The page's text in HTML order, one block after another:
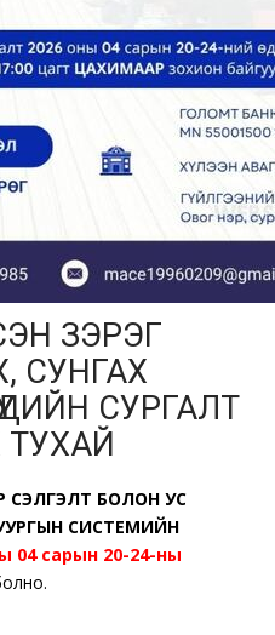
ЗЭРЭГ
СУНГАХ
СУРГАЛТ
БОЛОН УС
СИСТЕМИЙН
04 сарын 20-24-ны
.